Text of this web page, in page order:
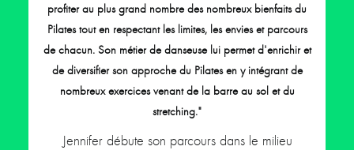
profiter au plus grand nombre des nombreux bienfaits du
Pilates tout en respectant les limites, les envies et parcours
de chacun. Son métier de danseuse lui permet d'enrichir et
de diversifier son approche du Pilates en y intégrant de
nombreux exercices venant de la barre au sol et du
stretching."
Jennifer débute son parcours dans le milieu